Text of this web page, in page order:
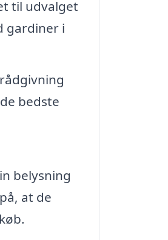
til udvalget
gardiner i
bedste
belysning
at de